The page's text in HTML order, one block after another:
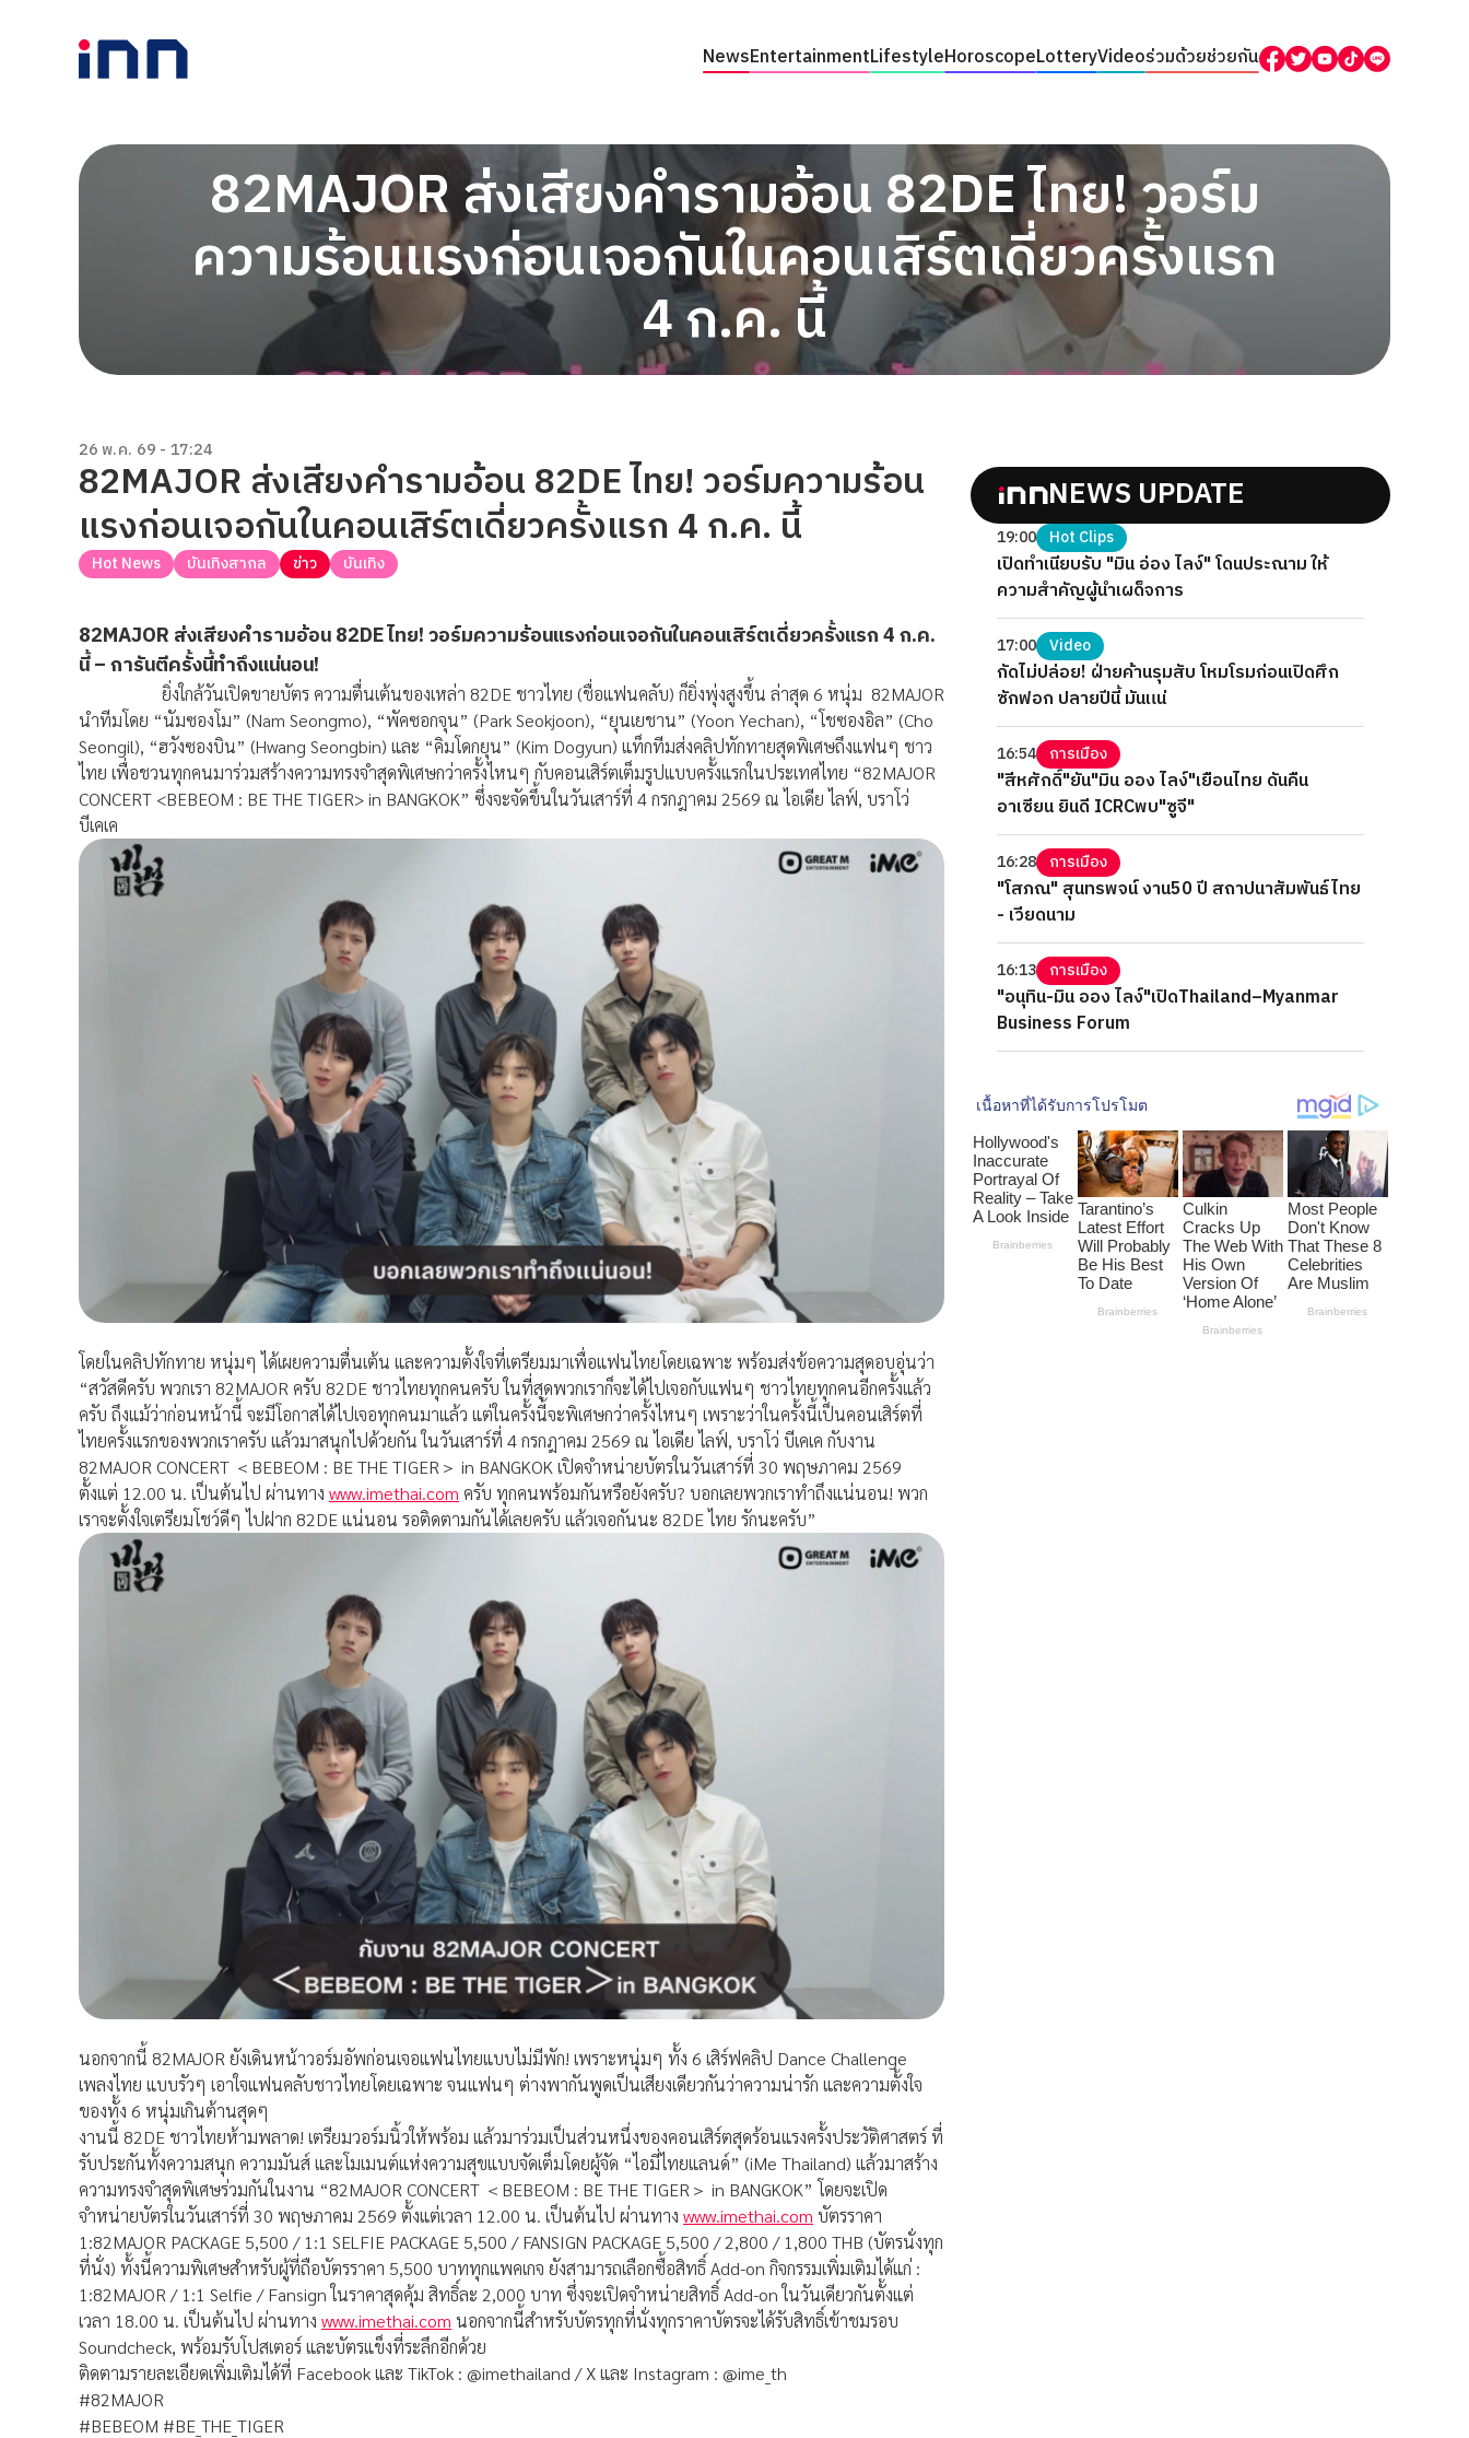
NewsEntertainmentLifestyleHoroscopeLotteryVideoร่วมด้วยช่วยกัน
82MAJOR ส่งเสียงคำรามอ้อน 82DE ไทย! วอร์ม
ความร้อนแรงก่อนเจอกันในคอนเสิร์ตเดี่ยวครั้งแรก
4 ก.ค. นี้
26 พ.ค. 69 - 17:24
82MAJOR ส่งเสียงคำรามอ้อน 82DE ไทย! วอร์มความร้อน
แรงก่อนเจอกันในคอนเสิร์ตเดี่ยวครั้งแรก 4 ก.ค. นี้
Hot News บันเทิงสากล ข่าว บันเทิง
82MAJOR ส่งเสียงคำรามอ้อน 82DE ไทย! วอร์มความร้อนแรงก่อนเจอกันในคอนเสิร์ตเดี่ยวครั้งแรก 4 ก.ค.
นี้ – การันตีครั้งนี้ทำถึงแน่นอน!
ยิ่งใกล้วันเปิดขายบัตร ความตื่นเต้นของเหล่า 82DE ชาวไทย (ชื่อแฟนคลับ) ก็ยิ่งพุ่งสูงขึ้น ล่าสุด 6 หนุ่ม 82MAJOR
นำทีมโดย “นัมซองโม” (Nam Seongmo), “พัคซอกจุน” (Park Seokjoon), “ยุนเยชาน” (Yoon Yechan), “โชซองอิล” (Cho
Seongil), “ฮวังซองบิน” (Hwang Seongbin) และ “คิมโดกยุน” (Kim Dogyun) แท็กทีมส่งคลิปทักทายสุดพิเศษถึงแฟนๆ ชาว
ไทย เพื่อชวนทุกคนมาร่วมสร้างความทรงจำสุดพิเศษกว่าครั้งไหนๆ กับคอนเสิร์ตเต็มรูปแบบครั้งแรกในประเทศไทย “82MAJOR
CONCERT <BEBEOM : BE THE TIGER> in BANGKOK” ซึ่งจะจัดขึ้นในวันเสาร์ที่ 4 กรกฎาคม 2569 ณ ไอเดีย ไลฟ์, บราโว่
บีเคเค
โดยในคลิปทักทาย หนุ่มๆ ได้เผยความตื่นเต้น และความตั้งใจที่เตรียมมาเพื่อแฟนไทยโดยเฉพาะ พร้อมส่งข้อความสุดอบอุ่นว่า
“สวัสดีครับ พวกเรา 82MAJOR ครับ 82DE ชาวไทยทุกคนครับ ในที่สุดพวกเราก็จะได้ไปเจอกับแฟนๆ ชาวไทยทุกคนอีกครั้งแล้ว
ครับ ถึงแม้ว่าก่อนหน้านี้ จะมีโอกาสได้ไปเจอทุกคนมาแล้ว แต่ในครั้งนี้จะพิเศษกว่าครั้งไหนๆ เพราะว่าในครั้งนี้เป็นคอนเสิร์ตที่
ไทยครั้งแรกของพวกเราครับ แล้วมาสนุกไปด้วยกัน ในวันเสาร์ที่ 4 กรกฎาคม 2569 ณ ไอเดีย ไลฟ์, บราโว่ บีเคเค กับงาน
82MAJOR CONCERT ＜BEBEOM : BE THE TIGER＞ in BANGKOK เปิดจำหน่ายบัตรในวันเสาร์ที่ 30 พฤษภาคม 2569
ตั้งแต่ 12.00 น. เป็นต้นไป ผ่านทาง www.imethai.com ครับ ทุกคนพร้อมกันหรือยังครับ? บอกเลยพวกเราทำถึงแน่นอน! พวก
เราจะตั้งใจเตรียมโชว์ดีๆ ไปฝาก 82DE แน่นอน รอติดตามกันได้เลยครับ แล้วเจอกันนะ 82DE ไทย รักนะครับ”
นอกจากนี้ 82MAJOR ยังเดินหน้าวอร์มอัพก่อนเจอแฟนไทยแบบไม่มีพัก! เพราะหนุ่มๆ ทั้ง 6 เสิร์ฟคลิป Dance Challenge
เพลงไทย แบบรัวๆ เอาใจแฟนคลับชาวไทยโดยเฉพาะ จนแฟนๆ ต่างพากันพูดเป็นเสียงเดียวกันว่าความน่ารัก และความตั้งใจ
ของทั้ง 6 หนุ่มเกินต้านสุดๆ
งานนี้ 82DE ชาวไทยห้ามพลาด! เตรียมวอร์มนิ้วให้พร้อม แล้วมาร่วมเป็นส่วนหนึ่งของคอนเสิร์ตสุดร้อนแรงครั้งประวัติศาสตร์ ที่
รับประกันทั้งความสนุก ความมันส์ และโมเมนต์แห่งความสุขแบบจัดเต็มโดยผู้จัด “ไอมี่ไทยแลนด์” (iMe Thailand) แล้วมาสร้าง
ความทรงจำสุดพิเศษร่วมกันในงาน “82MAJOR CONCERT ＜BEBEOM : BE THE TIGER＞ in BANGKOK” โดยจะเปิด
จำหน่ายบัตรในวันเสาร์ที่ 30 พฤษภาคม 2569 ตั้งแต่เวลา 12.00 น. เป็นต้นไป ผ่านทาง www.imethai.com บัตรราคา
1:82MAJOR PACKAGE 5,500 / 1:1 SELFIE PACKAGE 5,500 / FANSIGN PACKAGE 5,500 / 2,800 / 1,800 THB (บัตรนั่งทุก
ที่นั่ง) ทั้งนี้ความพิเศษสำหรับผู้ที่ถือบัตรราคา 5,500 บาททุกแพคเกจ ยังสามารถเลือกซื้อสิทธิ์ Add-on กิจกรรมเพิ่มเติมได้แก่ :
1:82MAJOR / 1:1 Selfie / Fansign ในราคาสุดคุ้ม สิทธิ์ละ 2,000 บาท ซึ่งจะเปิดจำหน่ายสิทธิ์ Add-on ในวันเดียวกันตั้งแต่
เวลา 18.00 น. เป็นต้นไป ผ่านทาง www.imethai.com นอกจากนี้สำหรับบัตรทุกที่นั่งทุกราคาบัตรจะได้รับสิทธิ์เข้าชมรอบ
Soundcheck, พร้อมรับโปสเตอร์ และบัตรแข็งที่ระลึกอีกด้วย
ติดตามรายละเอียดเพิ่มเติมได้ที่ Facebook และ TikTok : @imethailand / X และ Instagram : @ime_th
#82MAJOR
#BEBEOM #BE_THE_TIGER
NEWS UPDATE
19:00 Hot Clips
เปิดทำเนียบรับ "มิน อ่อง ไลง์" โดนประณาม ให้
ความสำคัญผู้นำเผด็จการ
17:00 Video
กัดไม่ปล่อย! ฝ่ายค้านรุมสับ โหมโรมก่อนเปิดศึก
ซักฟอก ปลายปีนี้ มันแน่
16:54 การเมือง
"สีหศักดิ์"ยัน"มิน ออง ไลง์"เยือนไทย ดันคืน
อาเซียน ยินดี ICRCพบ"ซูจี"
16:28 การเมือง
"โสภณ" สุนทรพจน์ งาน50 ปี สถาปนาสัมพันธ์ไทย
- เวียดนาม
16:13 การเมือง
"อนุทิน-มิน ออง ไลง์"เปิดThailand–Myanmar
Business Forum